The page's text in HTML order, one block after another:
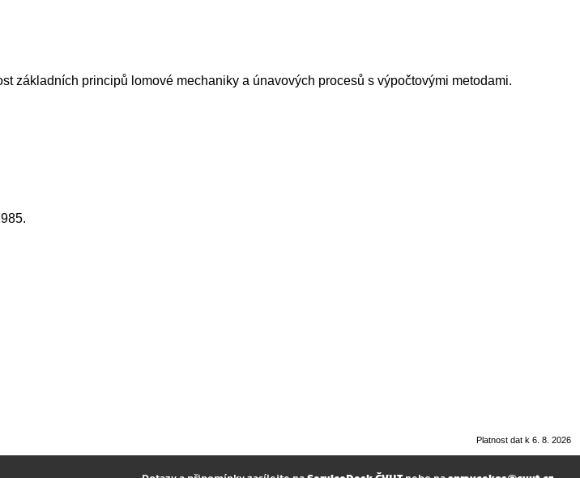
základních principů lomové mechaniky a únavových procesů s výpočtovými metodami.
Platnost dat k 6. 8. 2026